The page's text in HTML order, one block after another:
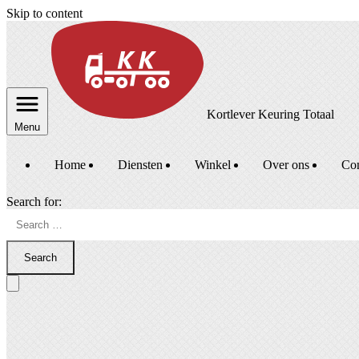
Skip to content
Menu
Kortlever Keuring Totaal
Home Diensten Winkel Over ons
Search for:
Search